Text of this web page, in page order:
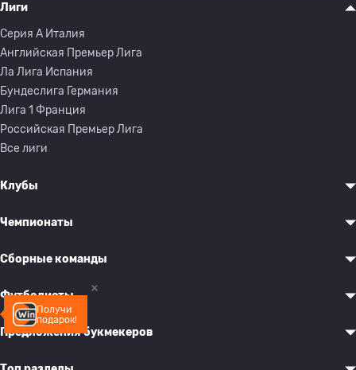
Получи
подарок!
Лиги
Серия A Италия
Английская Премьер Лига
Ла Лига Испания
Бундеслига Германия
Лига 1 Франция
Российская Премьер Лига
Все лиги
Клубы
Чемпионаты
Сборные команды
Футболисты
Предложения букмекеров